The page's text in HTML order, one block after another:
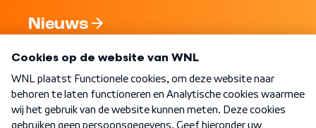
Nieuws
Nieuwsbrief
Word Lid